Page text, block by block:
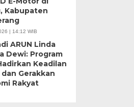
Kabupaten
| 14:12 WIB
ARUN Linda
Dewi: Program
Keadilan
dan Gerakkan
Rakyat
Rp200 Miliar |